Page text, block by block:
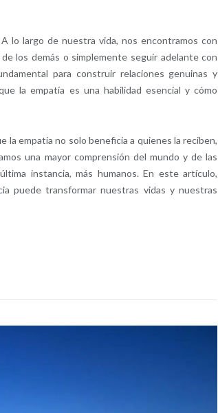
lo largo de nuestra vida, nos encontramos con
los demás o simplemente seguir adelante con
para construir relaciones genuinas y
la empatía es una habilidad esencial y cómo
la empatía no solo beneficia a quienes la reciben,
una mayor comprensión del mundo y de las
instancia, más humanos. En este artículo,
puede transformar nuestras vidas y nuestras